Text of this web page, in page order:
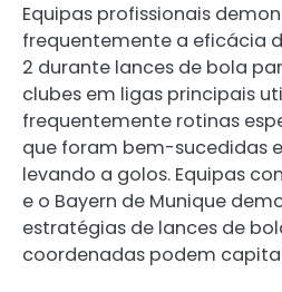
Equipas profissionais
frequentemente a eficácia
2 durante lances de bola
clubes em ligas principais
frequentemente rotinas
que foram bem-sucedidas
levando a golos. Equipas
e o Bayern de Munique
estratégias de lances de
coordenadas podem